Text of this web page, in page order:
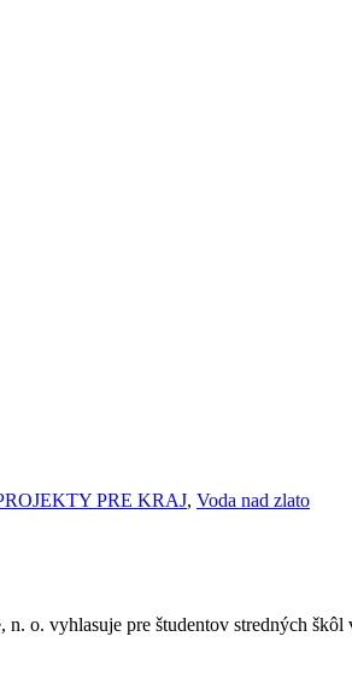
PRE KRAJ, Voda nad zlato
o. vyhlasuje pre študentov stredných